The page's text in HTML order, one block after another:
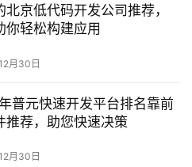
北京低代码开发公司推荐，
你轻松构建应用
月30日
普元快速开发平台排名靠前
推荐，助您快速决策
月30日